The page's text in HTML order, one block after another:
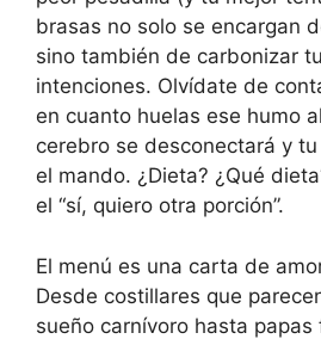
brasas no solo se encargan
sino también de carbonizar
intenciones. Olvídate de
en cuanto huelas ese humo
cerebro se desconectará y
el mando. ¿Dieta? ¿Qué
el “sí, quiero otra porción”.
El menú es una carta de
Desde costillares que
sueño carnívoro hasta